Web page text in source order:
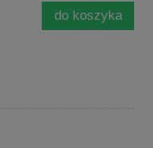
do koszyka